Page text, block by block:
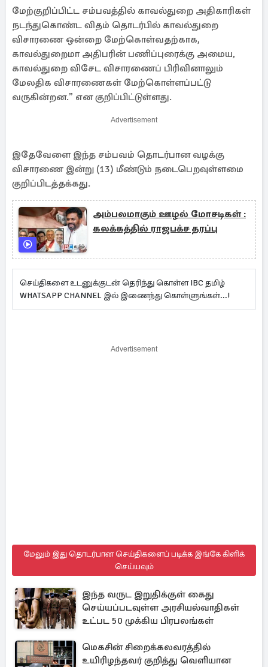
மேற்குறிப்பிட்ட சம்பவத்தில் காவல்துறை அதிகாரிகள்
நடந்துகொண்ட விதம் தொடர்பில் காவல்துறை
விசாரணை ஒன்றை மேற்கொள்வதற்காக,
காவல்துறைமா அதிபரின் பணிப்புரைக்கு அமைய,
காவல்துறை விசேட விசாரணைப் பிரிவினாலும்
மேலதிக விசாரணைகள் மேற்கொள்ளப்பட்டு
வருகின்றன.” என குறிப்பிட்டுள்ளது.
Advertisement
இதேவேளை இந்த சம்பவம் தொடர்பான வழக்கு
விசாரணை இன்று (13) மீண்டும் நடைபெறவுள்ளமை
குறிப்பிடத்தக்கது.
அம்பலமாகும் ஊழல் மோசடிகள் :
கலக்கத்தில் ராஜபக்ச தரப்பு
செய்திகளை உடனுக்குடன் தெரிந்து கொள்ள IBC தமிழ்
WHATSAPP CHANNEL இல் இணைந்து கொள்ளுங்கள்...!
Advertisement
மேலும் இது தொடர்பான செய்திகளைப் படிக்க இங்கே கிளிக்
செய்யவும்
இந்த வருட இறுதிக்குள் கைது
செய்யப்படவுள்ள அரசியல்வாதிகள்
உட்பட 50 முக்கிய பிரபலங்கள்
மெகசின் சிறைக்கலவரத்தில்
உயிரிழந்தவர் குறித்து வெளியான